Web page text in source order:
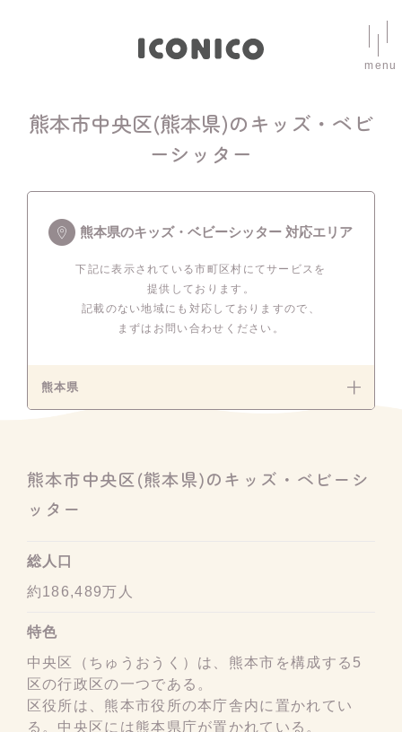
menu
熊本市中央区(熊本県)のキッズ・ベビ
ーシッター
熊本県のキッズ・ベビーシッター 対応エリア
下記に表示されている市町区村にてサービスを
提供しております。
記載のない地域にも対応しておりますので、
まずはお問い合わせください。
熊本県
熊本市中央区(熊本県)のキッズ・ベビーシ
ッター
総人口
約186,489万人
特色
中央区（ちゅうおうく）は、熊本市を構成する5
区の行政区の一つである。
区役所は、熊本市役所の本庁舎内に置かれてい
る。中央区には熊本県庁が置かれている。